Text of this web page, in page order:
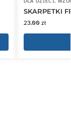
SKARPETKI
23.00zł